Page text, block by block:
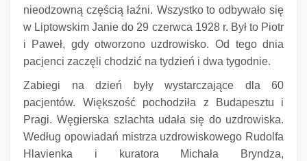
nieodzowną częścią łaźni. Wszystko to odbywało się
w Liptowskim Janie do 29 czerwca 1928 r. Był to Piotr
i Paweł, gdy otworzono uzdrowisko.
Od tego dnia
pacjenci zaczęli chodzić na tydzień i dwa tygodnie.
Zabiegi na dzień były wystarczające dla 60
pacjentów.
Większość pochodziła z Budapesztu i
Pragi. Węgierska szlachta udała się do uzdrowiska.
Według opowiadań mistrza uzdrowiskowego Rudolfa
Hlavienka i kuratora Michała Bryndza,